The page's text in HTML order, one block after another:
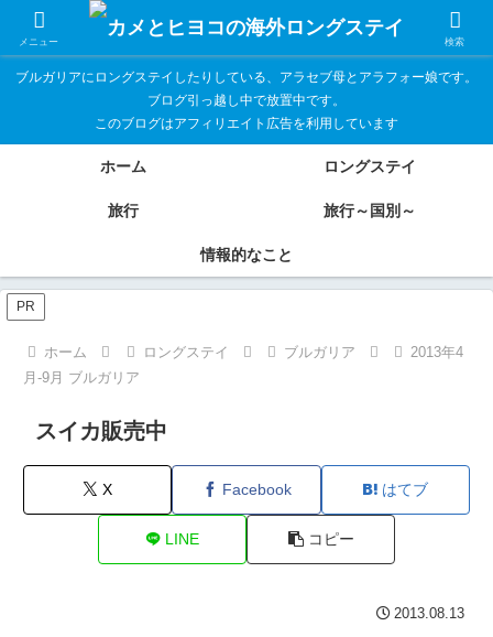
ブルガリアにロングステイしたりしている、アラセブ母とアラフォー娘です。
ブログ引っ越し中で放置中です。
このブログはアフィリエイト広告を利用しています
ホーム ロングステイ
旅行 旅行～国別～
情報的なこと
PR
ホーム ロングステイ ブルガリア
2013年4
月-9月 ブルガリア
スイカ販売中
X Facebook はてブ
LINE コピー
2013.08.13
メニュー 検索